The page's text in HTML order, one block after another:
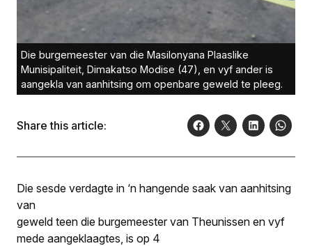
Die burgemeester van die Masilonyana Plaaslike
Munisipaliteit, Dimakatso Modise (47), en vyf ander is
aangekla van aanhitsing om openbare geweld te pleeg.
Share this article:
Die sesde verdagte in ‘n hangende saak van aanhitsing
van
geweld teen die burgemeester van Theunissen en vyf
mede aangeklaagtes, is op 4